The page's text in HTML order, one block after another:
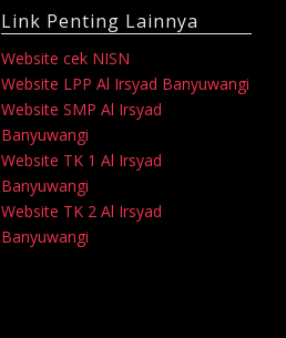
FASI
Link Penting Lainnya
Website cek NISN
Website LPP Al Irsyad Banyuwangi
Website SMP Al Irsyad
Banyuwangi
Website TK 1 Al Irsyad
Banyuwangi
Website TK 2 Al Irsyad
Banyuwangi